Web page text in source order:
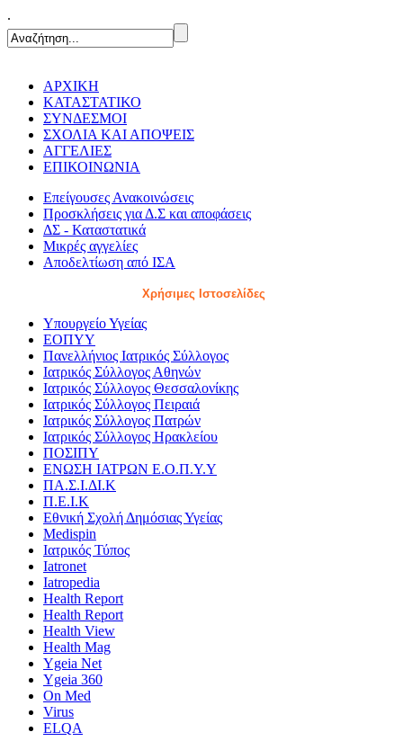
.
ΑΡΧΙΚΗ
ΚΑΤΑΣΤΑΤΙΚΟ
ΣΥΝΔΕΣΜΟΙ
ΣΧΟΛΙΑ ΚΑΙ ΑΠΟΨΕΙΣ
ΑΓΓΕΛΙΕΣ
ΕΠΙΚΟΙΝΩΝΙΑ
Επείγουσες Ανακοινώσεις
Προσκλήσεις για Δ.Σ και αποφάσεις
ΔΣ - Καταστατικά
Μικρές αγγελίες
Αποδελτίωση από ΙΣΑ
Χρήσιμες Ιστοσελίδες
Υπουργείο Υγείας
ΕΟΠΥΥ
Πανελλήνιος Ιατρικός Σύλλογος
Ιατρικός Σύλλογος Αθηνών
Ιατρικός Σύλλογος Θεσσαλονίκης
Ιατρικός Σύλλογος Πειραιά
Ιατρικός Σύλλογος Πατρών
Ιατρικός Σύλλογος Ηρακλείου
ΠΟΣΙΠΥ
ΕΝΩΣΗ ΙΑΤΡΩΝ Ε.Ο.Π.Υ.Υ
ΠΑ.Σ.Ι.ΔΙ.Κ
Π.Ε.Ι.Κ
Εθνική Σχολή Δημόσιας Υγείας
Medispin
Ιατρικός Τύπος
Iatronet
Iatropedia
Health Report
Health Report
Health View
Health Mag
Ygeia Net
Ygeia 360
On Med
Virus
ELQA